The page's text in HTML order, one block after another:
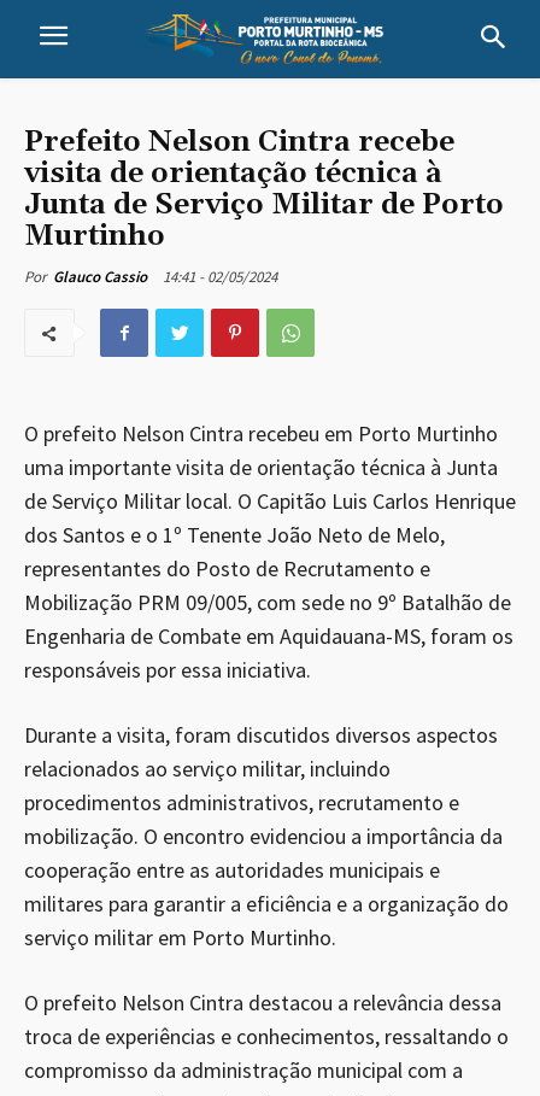
Prefeito Nelson Cintra recebe
visita de orientação técnica à
Junta de Serviço Militar de Porto
Murtinho
Por Glauco Cassio 14:41 - 02/05/2024
O prefeito Nelson Cintra recebeu em Porto Murtinho
uma importante visita de orientação técnica à Junta
de Serviço Militar local. O Capitão Luis Carlos Henrique
dos Santos e o 1º Tenente João Neto de Melo,
representantes do Posto de Recrutamento e
Mobilização PRM 09/005, com sede no 9º Batalhão de
Engenharia de Combate em Aquidauana-MS, foram os
responsáveis por essa iniciativa.
Durante a visita, foram discutidos diversos aspectos
relacionados ao serviço militar, incluindo
procedimentos administrativos, recrutamento e
mobilização. O encontro evidenciou a importância da
cooperação entre as autoridades municipais e
militares para garantir a eficiência e a organização do
serviço militar em Porto Murtinho.
O prefeito Nelson Cintra destacou a relevância dessa
troca de experiências e conhecimentos, ressaltando o
compromisso da administração municipal com a